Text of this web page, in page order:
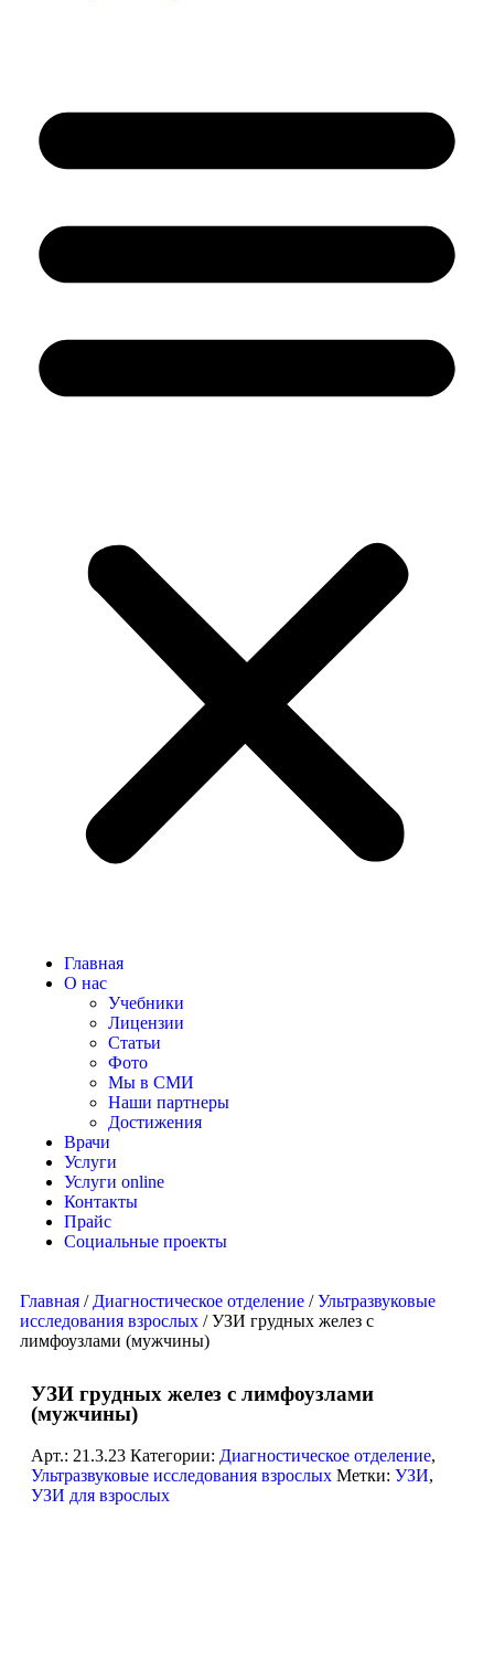
Главная
О нас
Учебники
Лицензии
Статьи
Фото
Мы в СМИ
Наши партнеры
Достижения
Врачи
Услуги
Услуги online
Контакты
Прайс
Социальные проекты
Главная / Диагностическое отделение /Ультразвуковые
исследования взрослых / УЗИ грудных желез с
лимфоузлами (мужчины)
УЗИ грудных желез с лимфоузлами
(мужчины)
Арт.: 21.3.23 Категории: Диагностическое отделение,
Ультразвуковые исследования взрослых Метки: УЗИ,
УЗИ для взрослых